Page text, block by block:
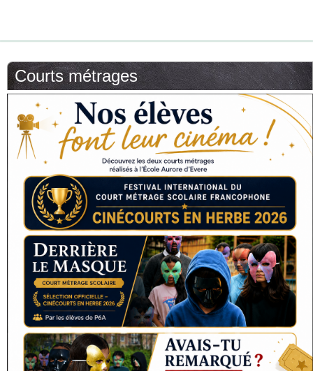
Courts métrages